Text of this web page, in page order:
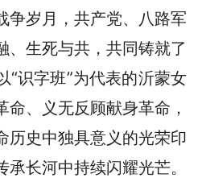
争岁月，共产党、八路军
、生死与共，共同铸就了
“识字班”为代表的沂蒙女
、义无反顾献身革命，
历史中独具意义的光荣印
长河中持续闪耀光芒。